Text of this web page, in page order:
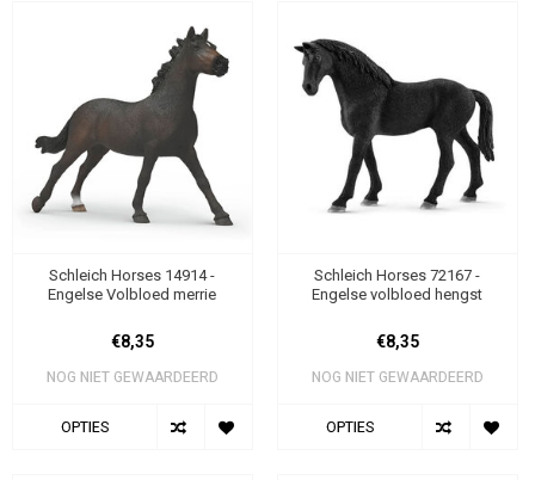
Schleich Horses 14914 -
Engelse Volbloed merrie
€8,35
NOG NIET GEWAARDEERD
OPTIES
Schleich Horses 72167 -
Engelse volbloed hengst
€8,35
NOG NIET GEWAARDEERD
OPTIES